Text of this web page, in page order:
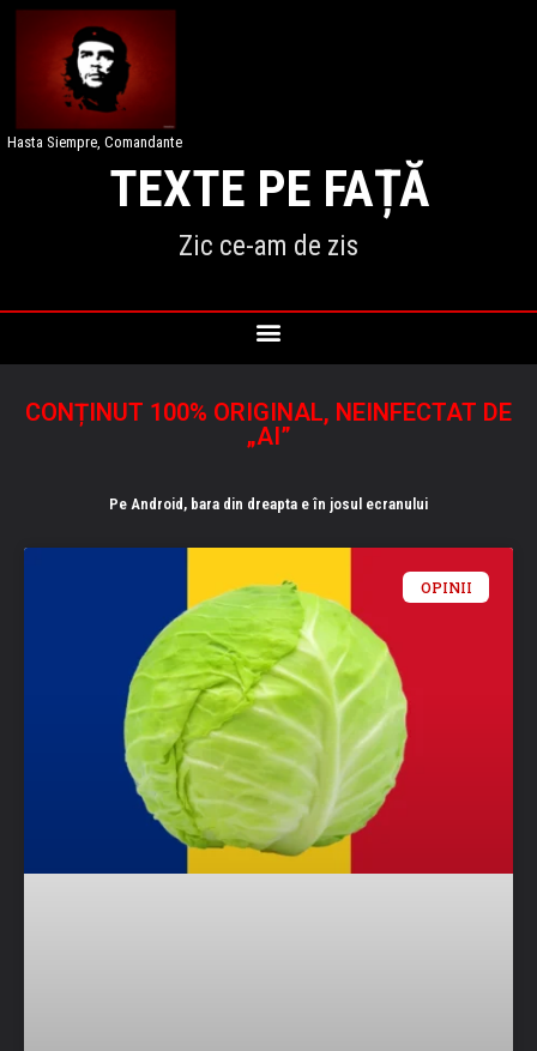
Hasta Siempre, Comandante
TEXTE PE FAȚĂ
Zic ce-am de zis
CONȚINUT 100% ORIGINAL, NEINFECTAT DE
„AI”
Pe Android, bara din dreapta e în josul ecranului
OPINII